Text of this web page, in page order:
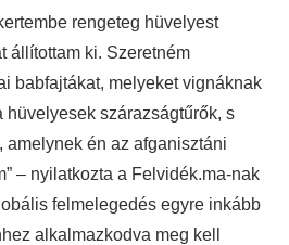
rengeteg hüvelyest
állítottam ki. Szeretném
babfajtákat, melyeket vignáknak
hüvelyesek szárazságtűrők, s
amelynek én az afganisztáni
– nyilatkozta a Felvidék.ma-nak
felmelegedés egyre inkább
alkalmazkodva meg kell